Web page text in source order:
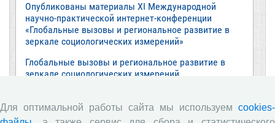
Опубликованы материалы XI Международной
научно-практической интернет-конференции
«Глобальные вызовы и региональное развитие в
зеркале социологических измерений»
Глобальные вызовы и региональное развитие в
зеркале социологических измерений
Для оптимальной работы сайта мы используем cookies-